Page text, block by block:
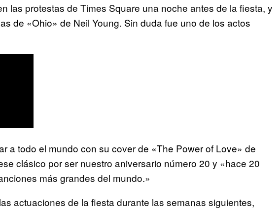
las protestas de Times Square una noche antes de la fiesta, y
de «Ohio» de Neil Young. Sin duda fue uno de los actos
a todo el mundo con su cover de «The Power of Love» de
clásico por ser nuestro aniversario número 20 y «hace 20
más grandes del mundo.»
actuaciones de la fiesta durante las semanas siguientes,